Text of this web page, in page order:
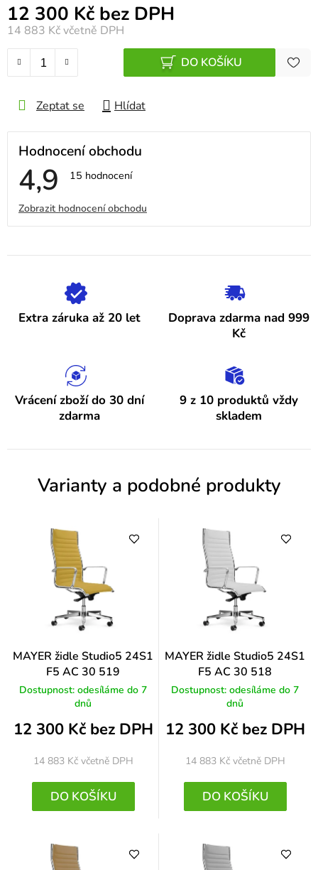
14 883 Kčvčetně DPH
12 300 Kč bez DPH
Měrná cena:
DO KOŠÍKU
Zeptat se Hlídat
Hodnocení obchodu
4,9 Průměrné
je
hvězdiček.
15 hodnocení
V
ý
p
h
o
e
Zobrazit hodnocení obchodu
Extra záruka až 20 let
Doprava zdarma nad 999
Kč
Vrácení zboží do 30 dní
zdarma
9 z 10 produktů vždy
skladem
Varianty a podobné produkty
MAYER židle Studio5 24S1
F5 AC 30 519
Dostupnost: odesíláme do 7
dnů
12 300 Kč bez DPH
14 883 Kč včetně DPH
DO KOŠÍKU
MAYER židle Studio5 24S1
F5 AC 30 518
Dostupnost: odesíláme do 7
dnů
12 300 Kč bez DPH
14 883 Kč včetně DPH
DO KOŠÍKU